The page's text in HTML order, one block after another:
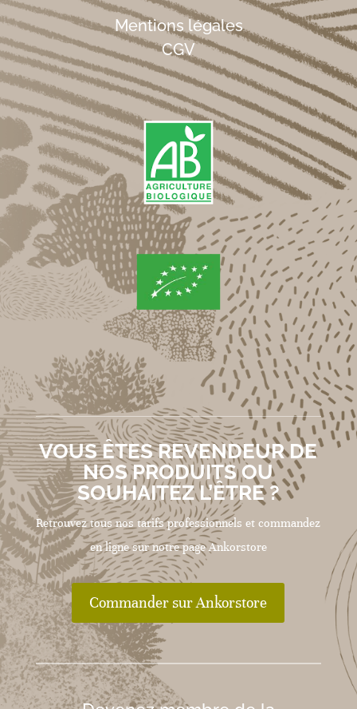
Mentions légales
CGV
VOUS ÊTES REVENDEUR DE
NOS PRODUITS OU
SOUHAITEZ L’ÊTRE ?
Retrouvez tous nos tarifs professionnels et commandez
en ligne sur notre page Ankorstore
Commander sur Ankorstore